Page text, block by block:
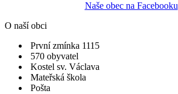
Naše obec na Facebooku
O naší obci
První zmínka 1115
570 obyvatel
Kostel sv. Václava
Mateřská škola
Pošta